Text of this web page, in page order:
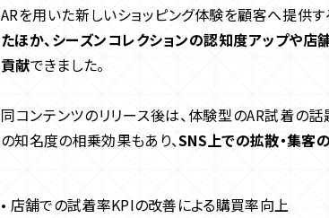
ARを用いた新しいショッピング体験を顧客へ提供す
たほか、シーズンコレクションの認知度アップや店
貢献できました。
同コンテンツのリリース後は、体験型のAR試着の
の知名度の相乗効果もあり、SNS上での拡散・集客
• 店舗での試着率KPIの改善による購買率向上